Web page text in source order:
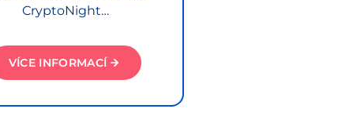
CryptoNight…
VÍCE INFORMACÍ